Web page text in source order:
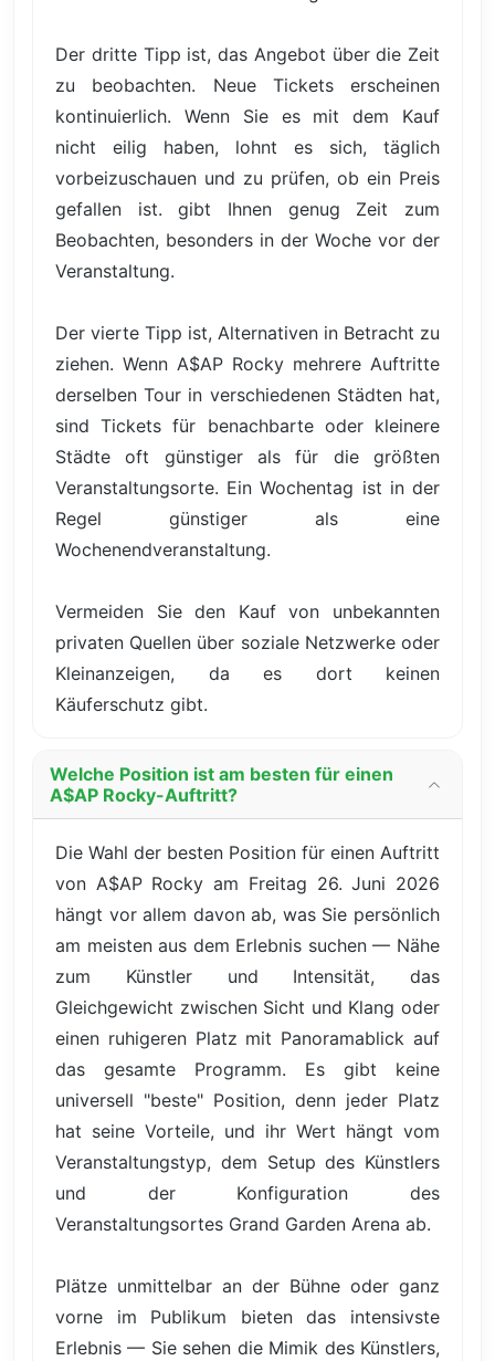
Der dritte Tipp ist, das Angebot über die Zeit
zu beobachten. Neue Tickets erscheinen
kontinuierlich. Wenn Sie es mit dem Kauf
nicht eilig haben, lohnt es sich, täglich
vorbeizuschauen und zu prüfen, ob ein Preis
gefallen ist. gibt Ihnen genug Zeit zum
Beobachten, besonders in der Woche vor der
Veranstaltung.
Der vierte Tipp ist, Alternativen in Betracht zu
ziehen. Wenn A$AP Rocky mehrere Auftritte
derselben Tour in verschiedenen Städten hat,
sind Tickets für benachbarte oder kleinere
Städte oft günstiger als für die größten
Veranstaltungsorte. Ein Wochentag ist in der
Regel günstiger als eine
Wochenendveranstaltung.
Vermeiden Sie den Kauf von unbekannten
privaten Quellen über soziale Netzwerke oder
Kleinanzeigen, da es dort keinen
Käuferschutz gibt.
Welche Position ist am besten für einen
A$AP Rocky-Auftritt?
Die Wahl der besten Position für einen Auftritt
von A$AP Rocky am Freitag 26. Juni 2026
hängt vor allem davon ab, was Sie persönlich
am meisten aus dem Erlebnis suchen — Nähe
zum Künstler und Intensität, das
Gleichgewicht zwischen Sicht und Klang oder
einen ruhigeren Platz mit Panoramablick auf
das gesamte Programm. Es gibt keine
universell "beste" Position, denn jeder Platz
hat seine Vorteile, und ihr Wert hängt vom
Veranstaltungstyp, dem Setup des Künstlers
und der Konfiguration des
Veranstaltungsortes Grand Garden Arena ab.
Plätze unmittelbar an der Bühne oder ganz
vorne im Publikum bieten das intensivste
Erlebnis — Sie sehen die Mimik des Künstlers,